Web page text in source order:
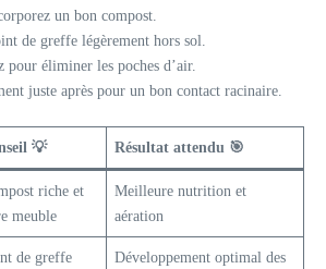
un bon compost.
de greffe légèrement hors sol.
pour éliminer les poches d’air.
juste après pour un bon contact racinaire.
💡 Résultat attendu 🎯
riche et
meuble
Meilleure nutrition et
aération
de greffe
Développement optimal des